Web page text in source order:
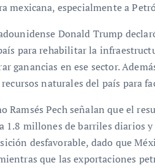
mexicana, especialmente a
Donald Trump
para rehabilitar la
ganancias en ese sector.
naturales del país para
Ramsés Pech señalan que el
1.8 millones de barriles diarios
desfavorable, dado que
que las exportaciones